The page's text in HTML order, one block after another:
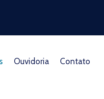
Ouvidoria Contato